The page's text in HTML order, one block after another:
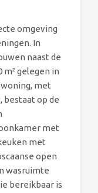
omgeving
In
naast de
gelegen in
met
bestaat op de
met
met
open
wasruimte
bereikbaar is